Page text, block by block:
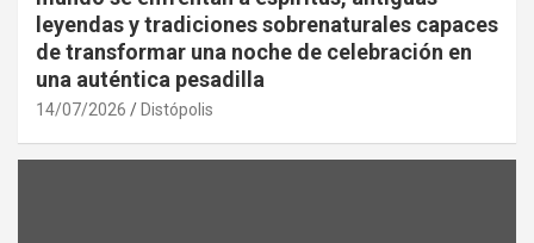
leyendas y tradiciones sobrenaturales capaces
de transformar una noche de celebración en
una auténtica pesadilla
14/07/2026 Distópolis